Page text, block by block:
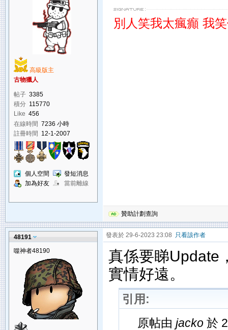
高級版主
古物獵人
帖子 3385
積分 115770
Like 456
在線時間 7236 小時
註冊時間 12-1-2007
個人空間
發短消息
加為好友
當前離線
別人笑我太瘋癲 我
贊助計劃查詢
48191
噬神者48190
發表於 29-6-2023 23:08 只看該作者
真係要睇Update
實情好遠。
引用:
原帖由 jacko 於